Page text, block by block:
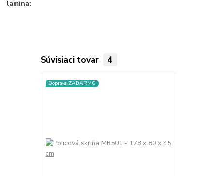
lamina:
Súvisiaci tovar 4
Doprava ZADARMO